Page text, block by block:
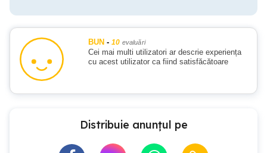
BUN - 10 evaluări
Cei mai multi utilizatori ar descrie experiența
cu acest utilizator ca fiind satisfăcătoare
Distribuie anunțul pe